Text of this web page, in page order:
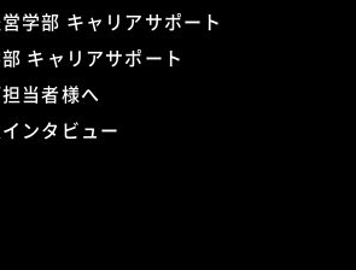
学部 キャリアサポート
キャリアサポート
当者様へ
ンタビュー